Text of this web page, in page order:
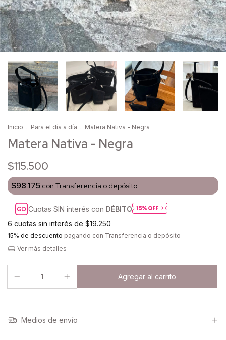
Inicio . Para el día a día . Matera Nativa - Negra
Matera Nativa - Negra
$115.500
$98.175 con Transferencia o depósito
Cuotas SIN interés con DÉBITO
6 cuotas sin interés de $19.250
15% de descuento pagando con Transferencia o depósito
Ver más detalles
Medios de envío